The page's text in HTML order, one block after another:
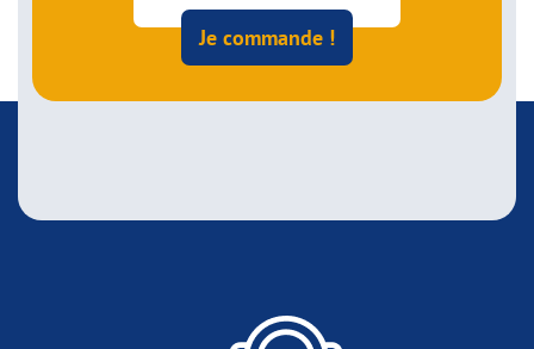
Je commande !